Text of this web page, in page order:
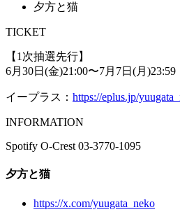
夕方と猫
TICKET
【1次抽選先行】
6月30日(金)21:00〜7月7日(月)23:59
イープラス： https://eplus.jp/
INFORMATION
Spotify O-Crest 03-3770-1095
夕方と猫
https://x.com/yuugata_neko